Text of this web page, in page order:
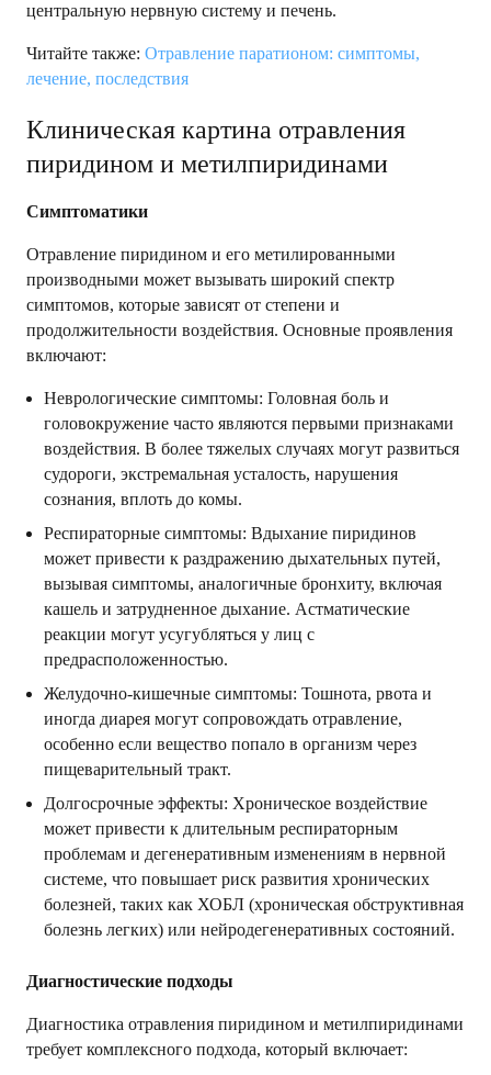
центральную нервную систему и печень.
Читайте также: Отравление паратионом: симптомы,
лечение, последствия
Клиническая картина отравления
пиридином и метилпиридинами
Симптоматики
Отравление пиридином и его метилированными
производными может вызывать широкий спектр
симптомов, которые зависят от степени и
продолжительности воздействия. Основные проявления
включают:
Неврологические симптомы: Головная боль и
головокружение часто являются первыми признаками
воздействия. В более тяжелых случаях могут развиться
судороги, экстремальная усталость, нарушения
сознания, вплоть до комы.
Респираторные симптомы: Вдыхание пиридинов
может привести к раздражению дыхательных путей,
вызывая симптомы, аналогичные бронхиту, включая
кашель и затрудненное дыхание. Астматические
реакции могут усугубляться у лиц с
предрасположенностью.
Желудочно-кишечные симптомы: Тошнота, рвота и
иногда диарея могут сопровождать отравление,
особенно если вещество попало в организм через
пищеварительный тракт.
Долгосрочные эффекты: Хроническое воздействие
может привести к длительным респираторным
проблемам и дегенеративным изменениям в нервной
системе, что повышает риск развития хронических
болезней, таких как ХОБЛ (хроническая обструктивная
болезнь легких) или нейродегенеративных состояний.
Диагностические подходы
Диагностика отравления пиридином и метилпиридинами
требует комплексного подхода, который включает: